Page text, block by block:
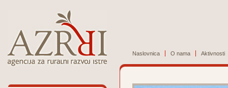
Naslovnica O nama Aktivnosti